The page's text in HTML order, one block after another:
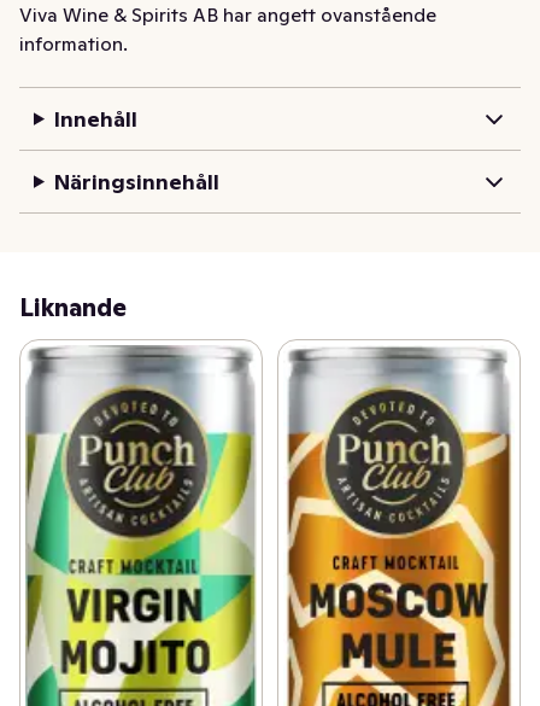
Viva Wine & Spirits AB har angett ovanstående
information.
Innehåll
Näringsinnehåll
Liknande